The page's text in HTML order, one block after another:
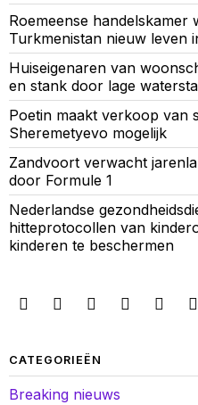
Roemeense handelskamer
Turkmenistan nieuw leven
Huiseigenaren van
en stank door lage
Poetin maakt verkoop van
Sheremetyevo mogelijk
Zandvoort verwacht
door Formule 1
Nederlandse
hitteprotocollen van
kinderen te beschermen
CATEGORIEËN
Breaking nieuws